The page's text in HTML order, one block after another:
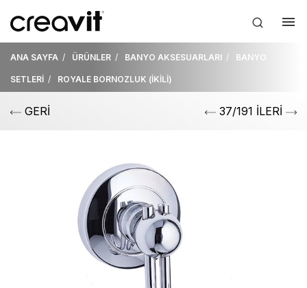
ANA SAYFA ÜRÜNLER BANYO AKSESUARLARI BANYO
SETLERİ ROYALE BORNOZLUK (İKİLİ)
GERİ 37/191 İLERİ